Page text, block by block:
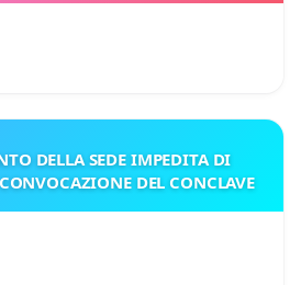
DELLA SEDE IMPEDITA DI
DEL CONCLAVE